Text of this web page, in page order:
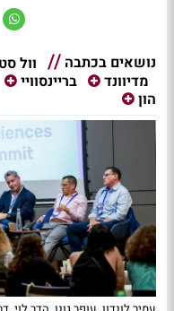
נושאים בכתבה וול
מדיוונד
בריינסוויי
הון